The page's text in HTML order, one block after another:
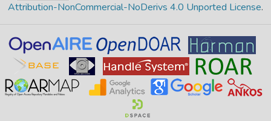
Attribution-NonCommercial-NoDerivs 4.0 Unported License.